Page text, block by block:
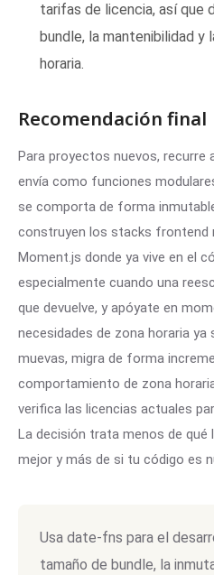
tarifas de licencia, así que
bundle, la mantenibilidad y
horaria.
Recomendación final
Para proyectos nuevos,
envía como funciones
se comporta de forma
construyen los stacks frontend
Moment.js donde ya vive en el
especialmente cuando una
que devuelve, y apóyate en
necesidades de zona horaria ya
muevas, migra de forma
comportamiento de zona
verifica las licencias actuales
La decisión trata menos de qué
mejor y más de si tu código es
Usa date-fns para el
tamaño de bundle, la